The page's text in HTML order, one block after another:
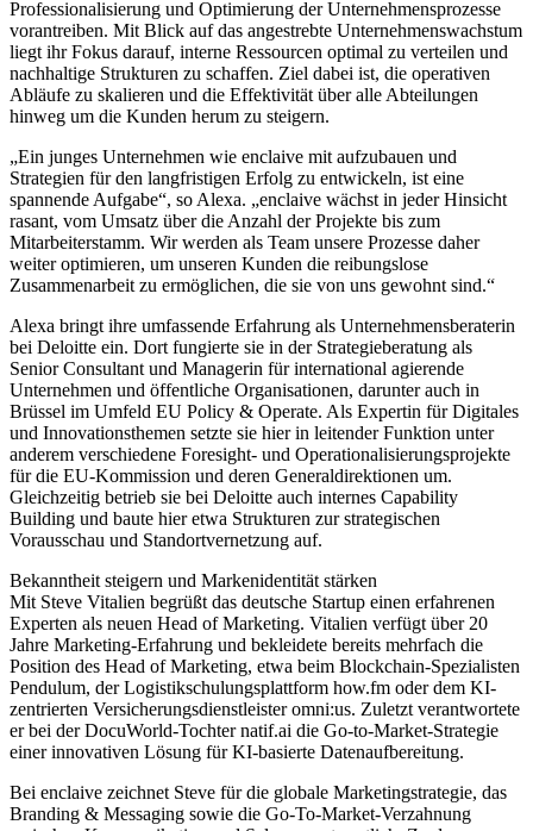
Professionalisierung und Optimierung der Unternehmensprozesse
vorantreiben. Mit Blick auf das angestrebte Unternehmenswachstum
liegt ihr Fokus darauf, interne Ressourcen optimal zu verteilen und
nachhaltige Strukturen zu schaffen. Ziel dabei ist, die operativen
Abläufe zu skalieren und die Effektivität über alle Abteilungen
hinweg um die Kunden herum zu steigern.
„Ein junges Unternehmen wie enclaive mit aufzubauen und
Strategien für den langfristigen Erfolg zu entwickeln, ist eine
spannende Aufgabe“, so Alexa. „enclaive wächst in jeder Hinsicht
rasant, vom Umsatz über die Anzahl der Projekte bis zum
Mitarbeiterstamm. Wir werden als Team unsere Prozesse daher
weiter optimieren, um unseren Kunden die reibungslose
Zusammenarbeit zu ermöglichen, die sie von uns gewohnt sind.“
Alexa bringt ihre umfassende Erfahrung als Unternehmensberaterin
bei Deloitte ein. Dort fungierte sie in der Strategieberatung als
Senior Consultant und Managerin für international agierende
Unternehmen und öffentliche Organisationen, darunter auch in
Brüssel im Umfeld EU Policy & Operate. Als Expertin für Digitales
und Innovationsthemen setzte sie hier in leitender Funktion unter
anderem verschiedene Foresight- und Operationalisierungsprojekte
für die EU-Kommission und deren Generaldirektionen um.
Gleichzeitig betrieb sie bei Deloitte auch internes Capability
Building und baute hier etwa Strukturen zur strategischen
Vorausschau und Standortvernetzung auf.
Bekanntheit steigern und Markenidentität stärken
Mit Steve Vitalien begrüßt das deutsche Startup einen erfahrenen
Experten als neuen Head of Marketing. Vitalien verfügt über 20
Jahre Marketing-Erfahrung und bekleidete bereits mehrfach die
Position des Head of Marketing, etwa beim Blockchain-Spezialisten
Pendulum, der Logistikschulungsplattform how.fm oder dem KI-
zentrierten Versicherungsdienstleister omni:us. Zuletzt verantwortete
er bei der DocuWorld-Tochter natif.ai die Go-to-Market-Strategie
einer innovativen Lösung für KI-basierte Datenaufbereitung.
Bei enclaive zeichnet Steve für die globale Marketingstrategie, das
Branding & Messaging sowie die Go-To-Market-Verzahnung